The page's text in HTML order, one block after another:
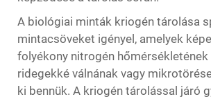
A biológiai minták kriogén tárolása
mintacsöveket igényel, amelyek
folyékony nitrogén hőmérsékletének
ridegekké válnának vagy
ki bennük. A kriogén tárolással járó